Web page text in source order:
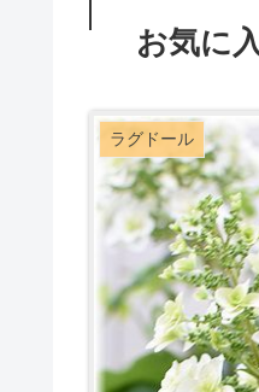
お気に
ラグドール